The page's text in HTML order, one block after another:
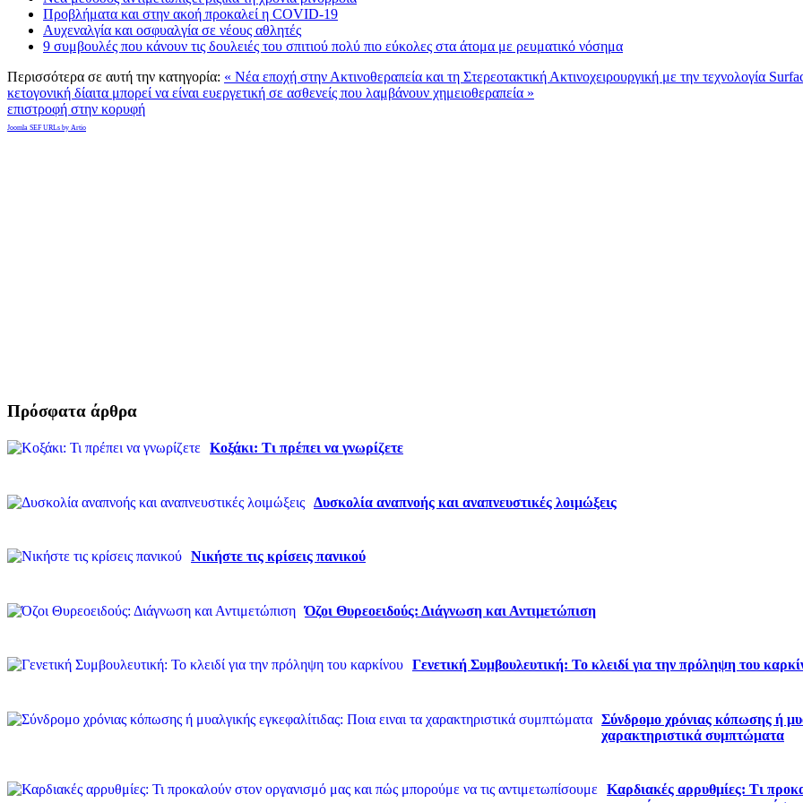
Προβλήματα και στην ακοή προκαλεί η COVID-19
Αυχεναλγία και οσφυαλγία σε νέους αθλητές
9 συμβουλές που κάνουν τις δουλειές του σπιτιού πολύ πιο εύκολες στα άτομα με ρευματικό νόσημα
Περισσότερα σε αυτή την κατηγορία: « Νέα εποχή στην Ακτινοθεραπεία και τη Στερεοτακτική Ακτινοχειρουργική με την τεχνολογία
κετογονική δίαιτα μπορεί να είναι ευεργετική σε ασθενείς που λαμβάνουν χημειοθεραπεία »
επιστροφή στην κορυφή
Joomla SEF URLs by Artio
Πρόσφατα άρθρα
Κοξάκι: Τι πρέπει να γνωρίζετε
Δυσκολία αναπνοής και αναπνευστικές λοιμώξεις
Νικήστε τις κρίσεις πανικού
Όζοι Θυρεοειδούς: Διάγνωση και Αντιμετώπιση
Γενετική Συμβουλευτική: Το κλειδί για την πρόληψη του
Σύνδρομο χρόνιας κόπωσης ή
χαρακτηριστικά συμπτώματα
Καρδιακές αρρυθμίες: Τι